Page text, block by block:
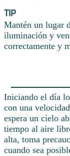
TIP
Mantén un lugar
iluminación y
correctamente y
Iniciando el día
con una
espera un cielo
tiempo al aire
alta, toma
cuando sea